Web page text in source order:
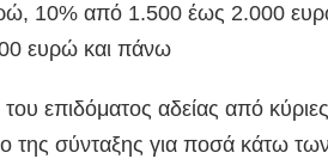
10% από 1.500 έως 2.000
ευρώ και πάνω
επιδόματος αδείας από
της σύνταξης για ποσά κάτω